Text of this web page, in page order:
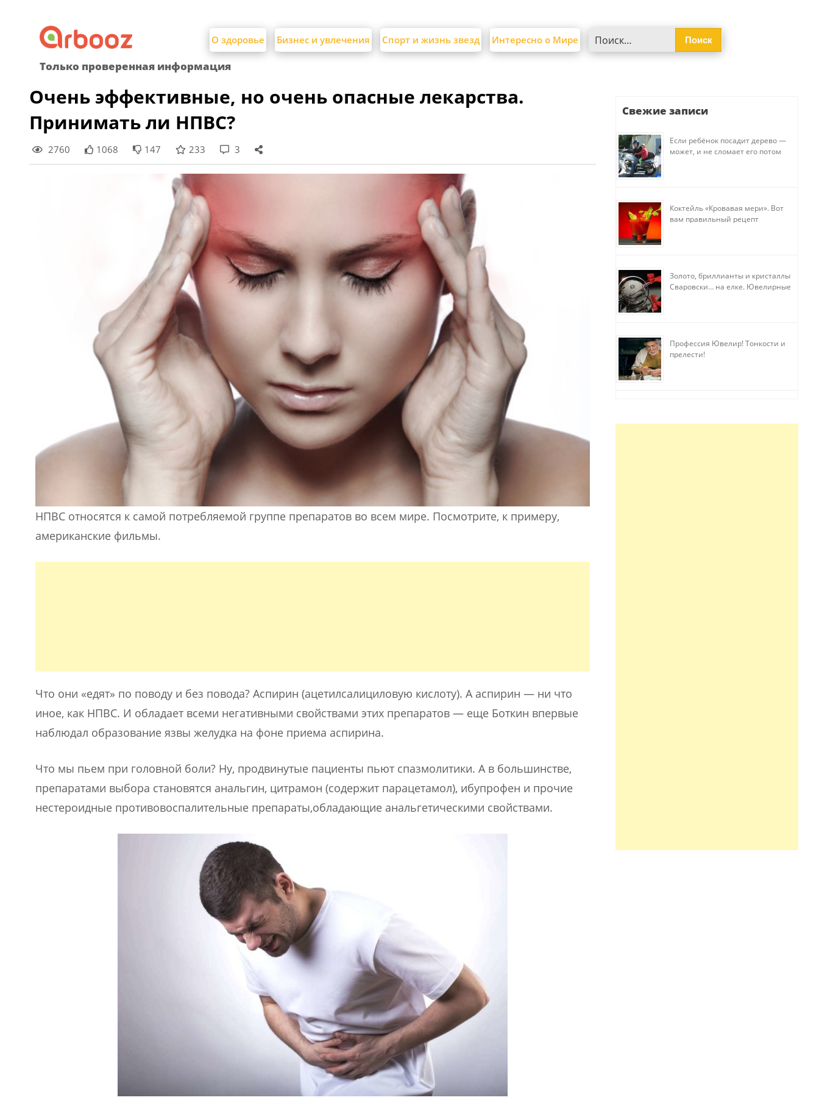
content
О здоровье Бизнес и увлечения Спорт и жизнь звезд Интересно о Мире
Только проверенная информация
Очень эффективные, но очень опасные лекарства.
Принимать ли НПВС?
2760 1068 147 233 3
НПВС относятся к самой потребляемой группе препаратов во всем мире. Посмотрите, к примеру,
американские фильмы.
Что они «едят» по поводу и без повода? Аспирин (ацетилсалициловую кислоту). А аспирин — ни что
иное, как НПВС. И обладает всеми негативными свойствами этих препаратов — еще Боткин впервые
наблюдал образование язвы желудка на фоне приема аспирина.
Что мы пьем при головной боли? Ну, продвинутые пациенты пьют спазмолитики. А в большинстве,
препаратами выбора становятся анальгин, цитрамон (содержит парацетамол), ибупрофен и прочие
нестероидные противовоспалительные препараты,обладающие анальгетическими свойствами.
Свежие записи
Если ребёнок посадит дерево —
может, и не сломает его потом
Коктейль «Кровавая мери». Вот
вам правильный рецепт
Золото, бриллианты и кристаллы
Сваровски… на елке. Ювелирные
Профессия Ювелир! Тонкости и
прелести!